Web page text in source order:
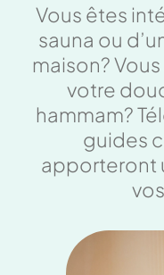
Vous êtes
sauna ou
maison?
votre
hammam?
guides
apporteront